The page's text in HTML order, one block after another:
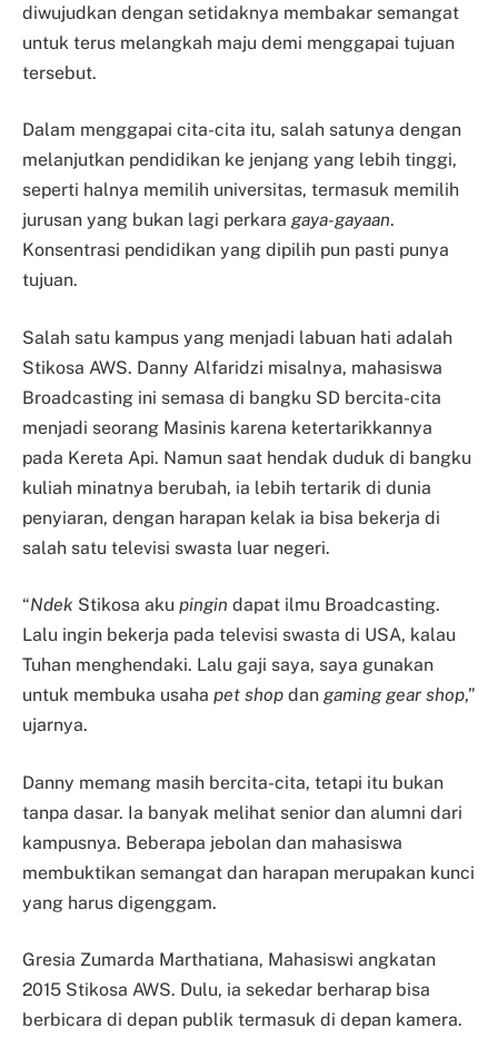
diwujudkan dengan setidaknya membakar semangat
untuk terus melangkah maju demi menggapai tujuan
tersebut.
Dalam menggapai cita-cita itu, salah satunya dengan
melanjutkan pendidikan ke jenjang yang lebih tinggi,
seperti halnya memilih universitas, termasuk memilih
jurusan yang bukan lagi perkara gaya-gayaan.
Konsentrasi pendidikan yang dipilih pun pasti punya
tujuan.
Salah satu kampus yang menjadi labuan hati adalah
Stikosa AWS. Danny Alfaridzi misalnya, mahasiswa
Broadcasting ini semasa di bangku SD bercita-cita
menjadi seorang Masinis karena ketertarikkannya
pada Kereta Api. Namun saat hendak duduk di bangku
kuliah minatnya berubah, ia lebih tertarik di dunia
penyiaran, dengan harapan kelak ia bisa bekerja di
salah satu televisi swasta luar negeri.
“Ndek Stikosa aku pingin dapat ilmu Broadcasting.
Lalu ingin bekerja pada televisi swasta di USA, kalau
Tuhan menghendaki. Lalu gaji saya, saya gunakan
untuk membuka usaha pet shop dan gaming gear shop,”
ujarnya.
Danny memang masih bercita-cita, tetapi itu bukan
tanpa dasar. Ia banyak melihat senior dan alumni dari
kampusnya. Beberapa jebolan dan mahasiswa
membuktikan semangat dan harapan merupakan kunci
yang harus digenggam.
Gresia Zumarda Marthatiana, Mahasiswi angkatan
2015 Stikosa AWS. Dulu, ia sekedar berharap bisa
berbicara di depan publik termasuk di depan kamera.